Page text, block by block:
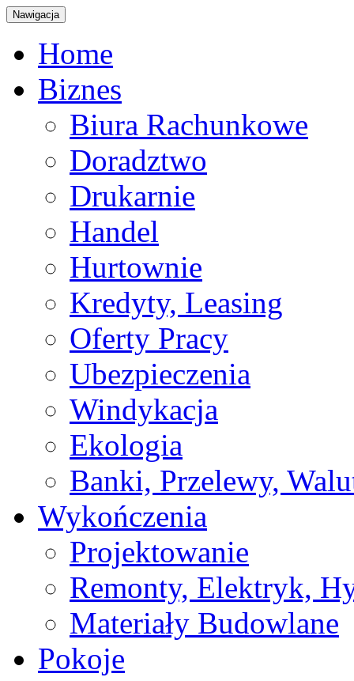
Nawigacja
Home
Biznes
Biura Rachunkowe
Doradztwo
Drukarnie
Handel
Hurtownie
Kredyty, Leasing
Oferty Pracy
Ubezpieczenia
Windykacja
Ekologia
Banki, Przelewy,
Wykończenia
Projektowanie
Remonty, Elektryk,
Materiały Budowlane
Pokoje